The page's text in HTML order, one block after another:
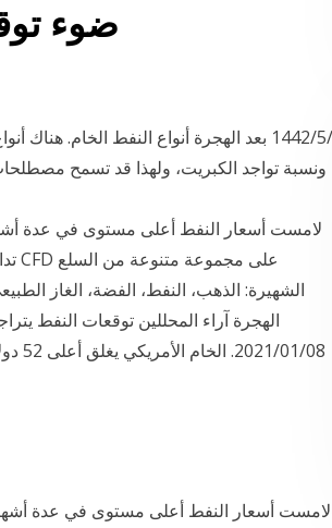
ضوء
ونسبة تواجد الكبريت، ولهذا قد تسمح
لامست أسعار النفط أعلى مستوى في عدة
الهجرة آراء المحللين توقعات النفط
لامست أسعار النفط أعلى مستوى في عدة أشهر